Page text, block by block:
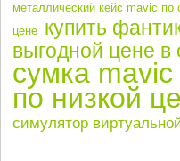
металлический кейс mavic по
цене купить
выгодной цене в
сумка
по низкой
симулятор